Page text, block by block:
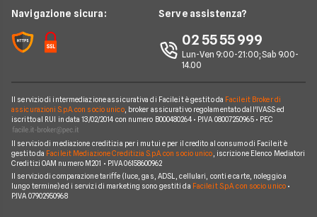
News
Chi siamo
Perché scegliere Facile.it
Mappa del sito
Wind Tre
Aruba
Eolo
Operatori Internet Casa
Notizie internet casa
Domande frequenti internet casa
Navigazione sicura: Serve assistenza?
02 55 55 999
Lun-Ven 9:00-21:00; Sab 9.00-
14.00
Il servizio di intermediazione assicurativa di Facile.it è gestito da Facile.it Broker di
assicurazioni S.p.A. con socio unico, broker assicurativo regolamentato dall'IVASS ed
iscritto al RUI in data 13/02/2014 con numero B000480264 • P.IVA 08007250965 • PEC
Il servizio di mediazione creditizia per i mutui e per il credito al consumo di Facile.it è
gestito da Facile.it Mediazione Creditizia S.p.A. con socio unico , iscrizione Elenco Mediatori
Creditizi OAM numero M201 • P.IVA 06158600962
Il servizio di comparazione tariffe (luce, gas, ADSL, cellulari, conti e carte, noleggio a
lungo termine) ed i servizi di marketing sono gestiti da Facile.it S.p.A. con socio unico•
P.IVA 07902950968